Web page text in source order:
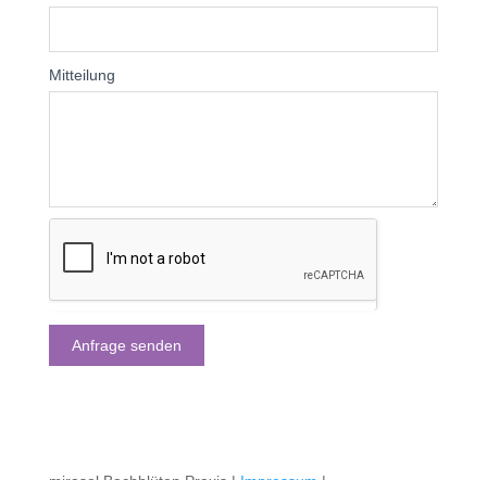
Mitteilung
Anfrage senden